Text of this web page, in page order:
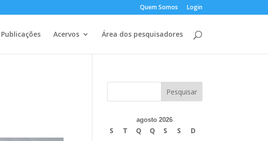
Quem Somos Login
Publicações Acervos Área dos pesquisadores
agosto 2026
S T Q Q S S
D